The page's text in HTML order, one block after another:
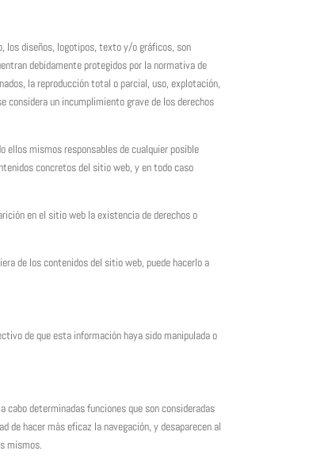
los diseños, logotipos, texto y/o gráficos, son
debidamente protegidos por la normativa de
la reproducción total o parcial, uso, explotación,
considera un incumplimiento grave de los derechos
ellos mismos responsables de cualquier posible
concretos del sitio web, y en todo caso
en el sitio web la existencia de derechos o
de los contenidos del sitio web, puede hacerlo a
de que esta información haya sido manipulada o
determinadas funciones que son consideradas
hacer más eficaz la navegación, y desaparecen al
mismos.